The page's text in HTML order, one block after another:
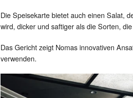
Die Speisekarte bietet auch einen Salat,
wird, dicker und saftiger als die Sorten,
Das Gericht zeigt Nomas innovativen
verwenden.